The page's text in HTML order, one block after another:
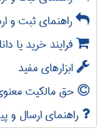
راهنمای ثبت و
فرایند خرید یا
ابزارهای مفید
حق مالکیت
راهنمای ارسال و